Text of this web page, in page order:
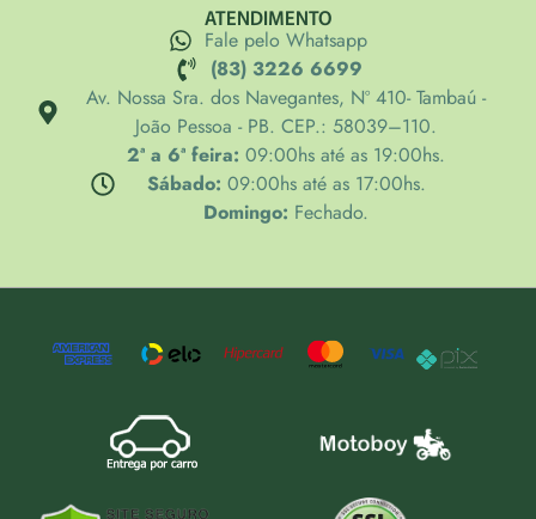
ATENDIMENTO
Fale pelo Whatsapp
(83) 3226 6699
Av. Nossa Sra. dos Navegantes, Nº 410- Tambaú -
João Pessoa - PB. CEP.: 58039–110.
2ª a 6ª feira: 09:00hs até as 19:00hs.
Sábado: 09:00hs até as 17:00hs.
Domingo: Fechado.